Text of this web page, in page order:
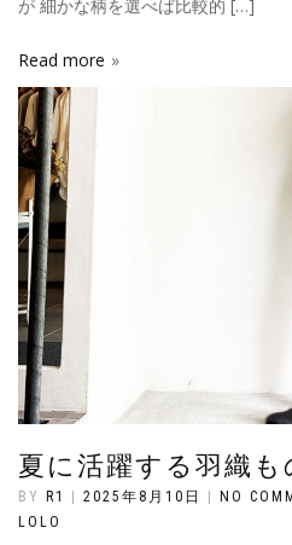
が 細かな柄を選べば比較的 […]
Read more
夏に活躍する羽織も
BY R1 | 2025年8月10日 | NO
LOLO